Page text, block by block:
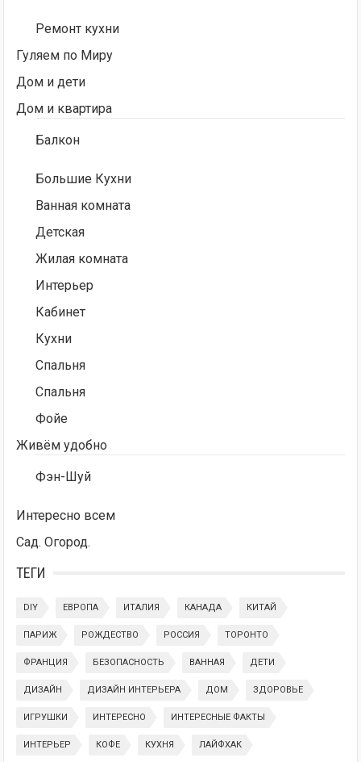
Ремонт кухни
Гуляем по Миру
Дом и дети
Дом и квартира
Балкон
Большие Кухни
Ванная комната
Детская
Жилая комната
Интерьер
Кабинет
Кухни
Спальня
Спальня
Фойе
Живём удобно
Фэн-Шуй
Интересно всем
Сад. Огород.
ТЕГИ
DIY ЕВРОПА ИТАЛИЯ КАНАДА КИТАЙ
ПАРИЖ РОЖДЕСТВО РОССИЯ ТОРОНТО
ФРАНЦИЯ БЕЗОПАСНОСТЬ ВАННАЯ ДЕТИ
ДИЗАЙН ДИЗАЙН ИНТЕРЬЕРА ДОМ ЗДОРОВЬЕ
ИГРУШКИ ИНТЕРЕСНО ИНТЕРЕСНЫЕ ФАКТЫ
ИНТЕРЬЕР КОФЕ КУХНЯ ЛАЙФХАК